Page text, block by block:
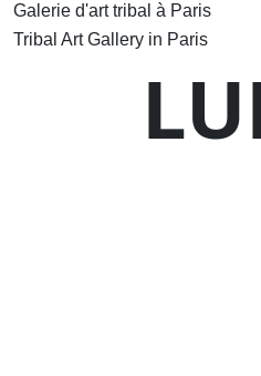
Galerie d'art tribal à Paris
Tribal Art Gallery in Paris